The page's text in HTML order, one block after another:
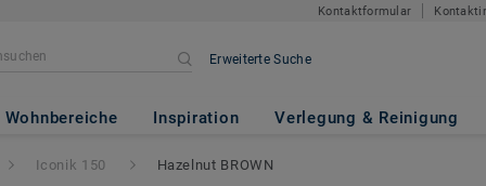
Kontaktformular
Erweiterte Suche
Wohnbereiche Inspiration Verlegung & Reinigung
BROWN
Iconik 150 Hazelnut BROWN